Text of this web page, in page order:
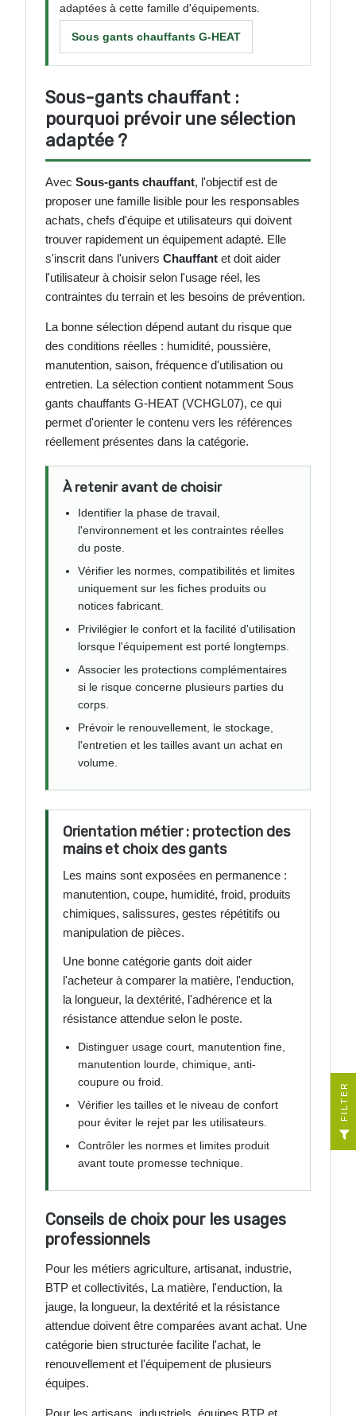
adaptées à cette famille d'équipements.
Sous gants chauffants G-HEAT
Sous-gants chauffant :
pourquoi prévoir une sélection
adaptée ?
Avec Sous-gants chauffant, l'objectif est de
proposer une famille lisible pour les responsables
achats, chefs d'équipe et utilisateurs qui doivent
trouver rapidement un équipement adapté. Elle
s'inscrit dans l'univers Chauffant et doit aider
l'utilisateur à choisir selon l'usage réel, les
contraintes du terrain et les besoins de prévention.
La bonne sélection dépend autant du risque que
des conditions réelles : humidité, poussière,
manutention, saison, fréquence d'utilisation ou
entretien. La sélection contient notamment Sous
gants chauffants G-HEAT (VCHGL07), ce qui
permet d'orienter le contenu vers les références
réellement présentes dans la catégorie.
À retenir avant de choisir
Identifier la phase de travail,
l'environnement et les contraintes réelles
du poste.
Vérifier les normes, compatibilités et limites
uniquement sur les fiches produits ou
notices fabricant.
Privilégier le confort et la facilité d'utilisation
lorsque l'équipement est porté longtemps.
Associer les protections complémentaires
si le risque concerne plusieurs parties du
corps.
Prévoir le renouvellement, le stockage,
l'entretien et les tailles avant un achat en
volume.
Orientation métier : protection des
mains et choix des gants
Les mains sont exposées en permanence :
manutention, coupe, humidité, froid, produits
chimiques, salissures, gestes répétitifs ou
manipulation de pièces.
Une bonne catégorie gants doit aider
l'acheteur à comparer la matière, l'enduction,
la longueur, la dextérité, l'adhérence et la
résistance attendue selon le poste.
Distinguer usage court, manutention fine,
manutention lourde, chimique, anti-
coupure ou froid.
Vérifier les tailles et le niveau de confort
pour éviter le rejet par les utilisateurs.
Contrôler les normes et limites produit
avant toute promesse technique.
Conseils de choix pour les usages
professionnels
Pour les métiers agriculture, artisanat, industrie,
BTP et collectivités, La matière, l'enduction, la
jauge, la longueur, la dextérité et la résistance
attendue doivent être comparées avant achat. Une
catégorie bien structurée facilite l'achat, le
renouvellement et l'équipement de plusieurs
équipes.
Pour les artisans, industriels, équipes BTP et
R